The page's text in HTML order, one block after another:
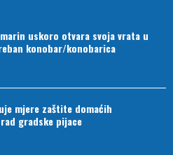
uskoro otvara svoja vrata u
konobar/konobarica
mjere zaštite domaćih
gradske pijace